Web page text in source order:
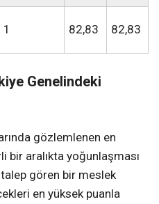
1 82,83 82,83
Genelindeki
gözlemlenen en
bir aralıkta yoğunlaşması
gören bir meslek
en yüksek puanla